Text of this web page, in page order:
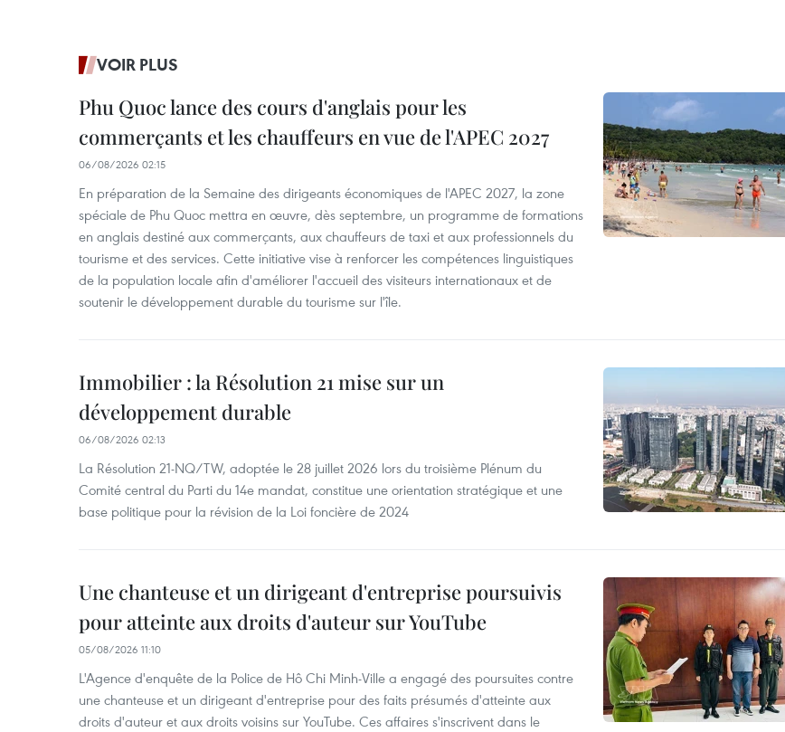
VOIR PLUS
Phu Quoc lance des cours d'anglais pour les
commerçants et les chauffeurs en vue de l'APEC 2027
06/08/2026 02:15
En préparation de la Semaine des dirigeants économiques de l'APEC 2027, la zone
spéciale de Phu Quoc mettra en œuvre, dès septembre, un programme de formations
en anglais destiné aux commerçants, aux chauffeurs de taxi et aux professionnels du
tourisme et des services. Cette initiative vise à renforcer les compétences linguistiques
de la population locale afin d'améliorer l'accueil des visiteurs internationaux et de
soutenir le développement durable du tourisme sur l'île.
Immobilier : la Résolution 21 mise sur un
développement durable
06/08/2026 02:13
La Résolution 21-NQ/TW, adoptée le 28 juillet 2026 lors du troisième Plénum du
Comité central du Parti du 14e mandat, constitue une orientation stratégique et une
base politique pour la révision de la Loi foncière de 2024
Une chanteuse et un dirigeant d'entreprise poursuivis
pour atteinte aux droits d'auteur sur YouTube
05/08/2026 11:10
L'Agence d'enquête de la Police de Hô Chi Minh-Ville a engagé des poursuites contre
une chanteuse et un dirigeant d'entreprise pour des faits présumés d'atteinte aux
droits d'auteur et aux droits voisins sur YouTube. Ces affaires s'inscrivent dans le